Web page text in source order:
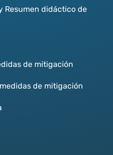
Resumen didáctico de
de mitigación
de mitigación